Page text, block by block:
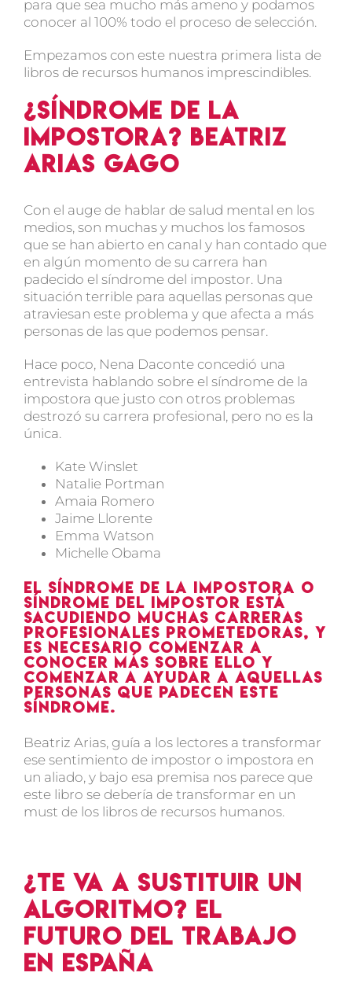
para que sea mucho más ameno y podamos
conocer al 100% todo el proceso de selección.
Empezamos con este nuestra primera lista de
libros de recursos humanos imprescindibles.
¿Síndrome de la
impostora? Beatriz
Arias Gago
Con el auge de hablar de salud mental en los
medios, son muchas y muchos los famosos
que se han abierto en canal y han contado que
en algún momento de su carrera han
padecido el síndrome del impostor. Una
situación terrible para aquellas personas que
atraviesan este problema y que afecta a más
personas de las que podemos pensar.
Hace poco, Nena Daconte concedió una
entrevista hablando sobre el síndrome de la
impostora que justo con otros problemas
destrozó su carrera profesional, pero no es la
única.
Kate Winslet
Natalie Portman
Amaia Romero
Jaime Llorente
Emma Watson
Michelle Obama
El síndrome de la impostora o
síndrome del impostor está
sacudiendo muchas carreras
profesionales prometedoras, y
es necesario comenzar a
conocer más sobre ello y
comenzar a ayudar a aquellas
personas que padecen este
síndrome.
Beatriz Arias, guía a los lectores a transformar
ese sentimiento de impostor o impostora en
un aliado, y bajo esa premisa nos parece que
este libro se debería de transformar en un
must de los libros de recursos humanos.
¿Te va a sustituir un
algoritmo? El
futuro del trabajo
en España